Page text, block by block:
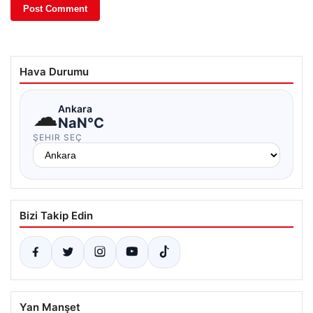
Hava Durumu
☁Ankara
NaN°C
ŞEHIR SEÇ
Bizi Takip Edin
Yan Manşet